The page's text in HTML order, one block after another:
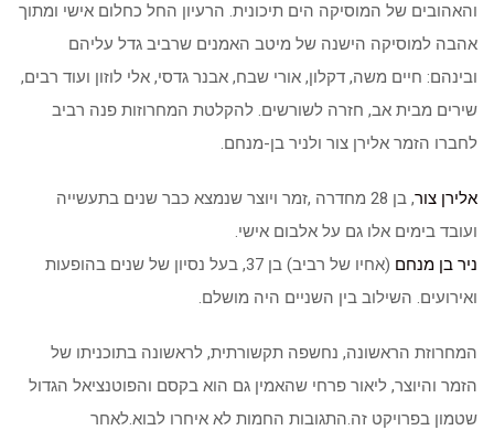
והאהובים של המוסיקה הים תיכונית. הרעיון החל כחלום אישי ומתוך
אהבה למוסיקה הישנה של מיטב האמנים שרביב גדל עליהם
ובינהם: חיים משה, דקלון, אורי שבח, אבנר גדסי, אלי לוזון ועוד רבים,
שירים מבית אב, חזרה לשורשים. להקלטת המחרוזות פנה רביב
לחברו הזמר אלירן צור ולניר בן-מנחם.
אלירן צור
, בן 28 מחדרה ,זמר ויוצר שנמצא כבר שנים בתעשייה
ועובד בימים אלו גם על אלבום אישי.
ניר בן מנחם
(אחיו של רביב) בן 37, בעל נסיון של שנים בהופעות
ואירועים. השילוב בין השניים היה מושלם.
המחרוזת הראשונה, נחשפה תקשורתית, לראשונה בתוכניתו של
הזמר והיוצר, ליאור פרחי שהאמין גם הוא בקסם והפוטנציאל הגדול
שטמון בפרויקט זה.התגובות החמות לא איחרו לבוא.לאחר